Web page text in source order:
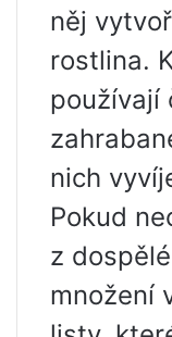
něj
rostlina.
používají
nich
Pokud
z
množení